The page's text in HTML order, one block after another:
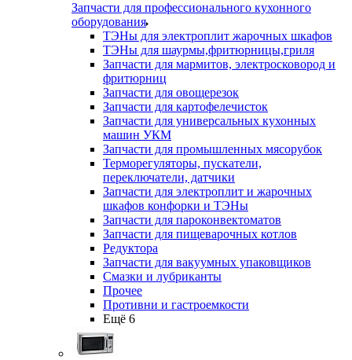
Запчасти для профессионального кухонного
оборудования
ТЭНы для электроплит жарочных шкафов
ТЭНы для шаурмы,фритюрницы,гриля
Запчасти для мармитов, электросковород и
фритюрниц
Запчасти для овощерезок
Запчасти для картофелечисток
Запчасти для универсальных кухонных
машин УКМ
Запчасти для промышленных мясорубок
Терморегуляторы, пускатели,
переключатели, датчики
Запчасти для электроплит и жарочных
шкафов конфорки и ТЭНы
Запчасти для пароконвектоматов
Запчасти для пищеварочных котлов
Редуктора
Запчасти для вакуумных упаковщиков
Смазки и лубриканты
Прочее
Противни и гастроемкости
Ещё 6